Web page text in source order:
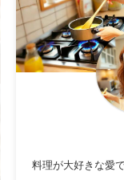
料理が大好きな愛